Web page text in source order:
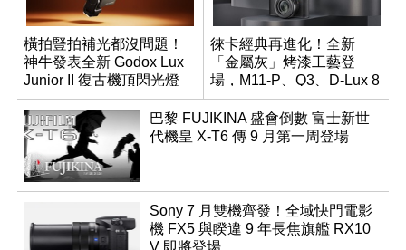
橫拍豎拍補光都沒問題！
神牛發表全新 Godox Lux
Junior II 復古機頂閃光燈
徠卡經典再進化！全新
「金屬灰」烤漆工藝登
場，M11-P、Q3、D-Lux 8
領銜換裝
巴黎 FUJIKINA 盛會倒數 富士新世
代機皇 X-T6 傳 9 月第一周登場
Sony 7 月雙機齊發！全域快門電影
機 FX5 與睽違 9 年長焦旗艦 RX10
V 即將登場